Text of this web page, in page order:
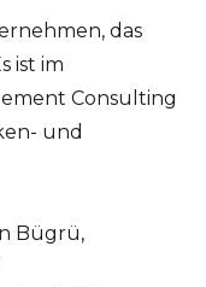
das
ist im
Consulting
und
Bügrü,